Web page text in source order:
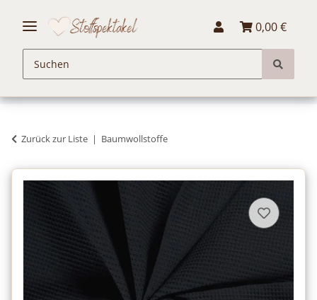
0,00 €
Zurück zur Liste Baumwollstoffe